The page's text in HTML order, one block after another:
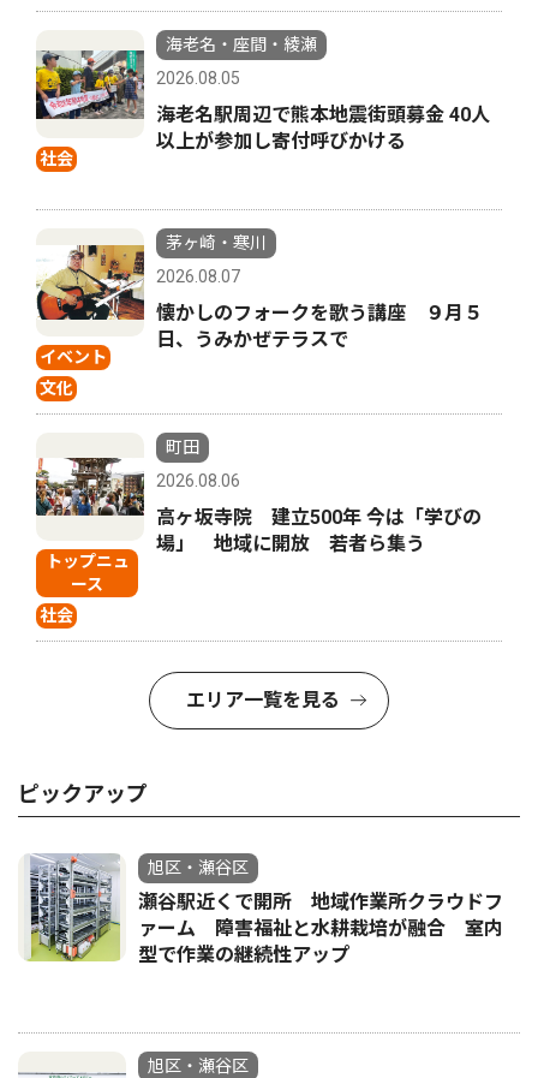
社会
海老名・座間・綾瀬
2026.08.05
海老名駅周辺で熊本地震街頭募金 40人
以上が参加し寄付呼びかける
イベント
文化
茅ヶ崎・寒川
2026.08.07
懐かしのフォークを歌う講座 ９月５
日、うみかぜテラスで
トップニュ
ース
社会
町田
2026.08.06
高ヶ坂寺院 建立500年 今は「学びの
場」 地域に開放 若者ら集う
エリア一覧を見る
ピックアップ
旭区・瀬谷区
瀬谷駅近くで開所 地域作業所クラウドフ
ァーム 障害福祉と水耕栽培が融合 室内
型で作業の継続性アップ
旭区・瀬谷区